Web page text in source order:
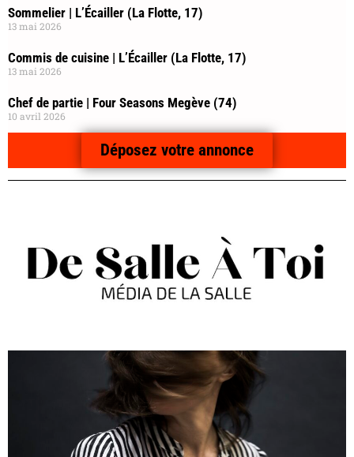
Sommelier | L’Écailler (La Flotte, 17)
13 mai 2026
Commis de cuisine | L’Écailler (La Flotte, 17)
13 mai 2026
Chef de partie | Four Seasons Megève (74)
10 avril 2026
Déposez votre annonce